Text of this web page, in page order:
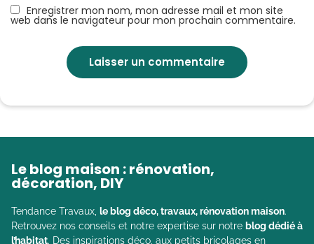
Enregistrer mon nom, mon adresse mail et mon site
web dans le navigateur pour mon prochain commentaire.
Le blog maison : rénovation,
décoration, DIY
Tendance Travaux, le blog déco, travaux, rénovation maison.
Retrouvez nos conseils et notre expertise sur notre blog dédié à
l’habitat. Des inspirations déco, aux petits bricolages en